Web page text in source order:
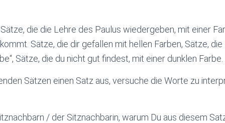
die die Lehre des Paulus wiedergeben, mit einer
Sätze, die dir gefallen mit hellen Farben, Sätze,
Sätze, die du nicht gut findest, mit einer dunklen Farbe.
Sätzen einen Satz aus, versuche die Worte zu
/ der Sitznachbarin, warum Du aus diesem